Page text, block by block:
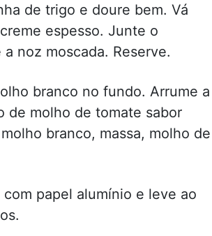
de trigo e doure bem. Vá
espesso. Junte o
noz moscada. Reserve.
branco no fundo. Arrume a
de molho de tomate sabor
branco, massa, molho de
papel alumínio e leve ao